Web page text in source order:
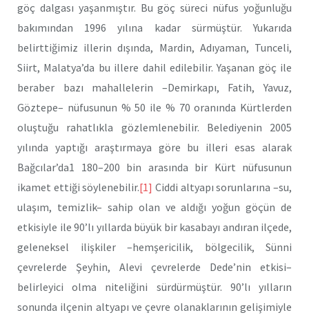
göç dalgası yaşanmıştır. Bu göç süreci nüfus yoğunluğu
bakımından 1996 yılına kadar sürmüştür. Yukarıda
belirttiğimiz illerin dışında, Mardin, Adıyaman, Tunceli,
Siirt, Malatya’da bu illere dahil edilebilir. Yaşanan göç ile
beraber bazı mahallelerin –Demirkapı, Fatih, Yavuz,
Göztepe– nüfusunun % 50 ile % 70 oranında Kürtlerden
oluştuğu rahatlıkla gözlemlenebilir. Belediyenin 2005
yılında yaptığı araştırmaya göre bu illeri esas alarak
Bağcılar’da1 180–200 bin arasında bir Kürt nüfusunun
ikamet ettiği söylenebilir.[1] Ciddi altyapı sorunlarına –su,
ulaşım, temizlik– sahip olan ve aldığı yoğun göçün de
etkisiyle ile 90’lı yıllarda büyük bir kasabayı andıran ilçede,
geleneksel ilişkiler –hemşericilik, bölgecilik, Sünni
çevrelerde Şeyhin, Alevi çevrelerde Dede’nin etkisi–
belirleyici olma niteliğini sürdürmüştür. 90’lı yılların
sonunda ilçenin altyapı ve çevre olanaklarının gelişimiyle